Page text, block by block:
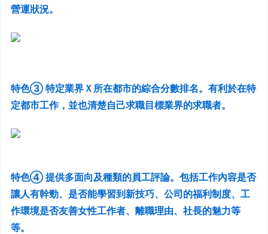
營運狀況。
特色③ 特定業界Ｘ所在都市的綜合分數排名。有利於在特
定都市工作，並也清楚自己求職目標業界的求職者。
特色④ 提供多面向及種類的員工評論。包括工作內容是否
讓人有幹勁、是否能學習到新技巧、公司的福利制度、工
作環境是否友善女性工作者、離職理由、社長的魅力等
等。